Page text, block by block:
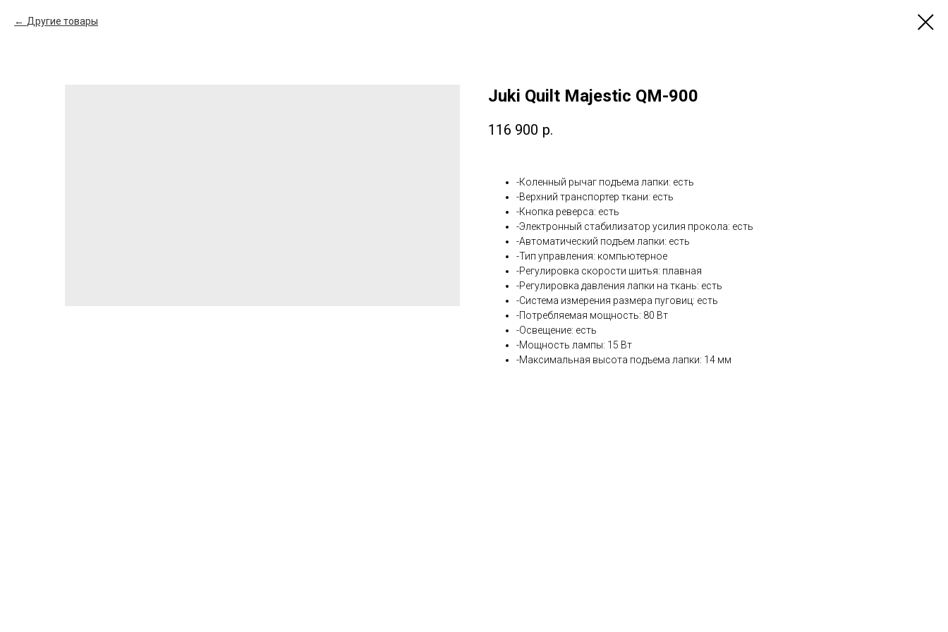
Другие товары
Juki Quilt Majestic QM-900
116 900 р.
-Коленный рычаг подъема лапки: есть
-Верхний транспортер ткани: есть
-Кнопка реверса: есть
-Электронный стабилизатор усилия прокола: есть
-Автоматический подъем лапки: есть
-Тип управления: компьютерное
-Регулировка скорости шитья: плавная
-Регулировка давления лапки на ткань: есть
-Система измерения размера пуговиц: есть
-Потребляемая мощность: 80 Вт
-Освещение: есть
-Мощность лампы: 15 Вт
-Максимальная высота подъема лапки: 14 мм